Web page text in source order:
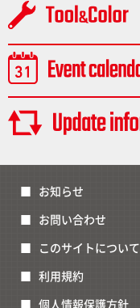
お知らせ
お問い合わせ
このサイトについて
利用規約
個人情報保護方針